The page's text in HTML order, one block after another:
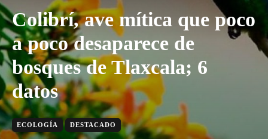
Colibrí, ave mítica que poco
a poco desaparece de
bosques de Tlaxcala; 6
datos
ECOLOGÍA DESTACADO